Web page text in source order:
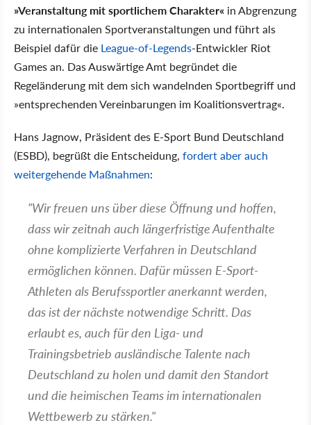
»Veranstaltung mit sportlichem Charakter« in Abgrenzung
zu internationalen Sportveranstaltungen und führt als
Beispiel dafür die League-of-Legends-Entwickler Riot
Games an. Das Auswärtige Amt begründet die
Regeländerung mit dem sich wandelnden Sportbegriff und
»entsprechenden Vereinbarungen im Koalitionsvertrag«.
Hans Jagnow, Präsident des E-Sport Bund Deutschland
(ESBD), begrüßt die Entscheidung, fordert aber auch
weitergehende Maßnahmen:
"Wir freuen uns über diese Öffnung und hoffen,
dass wir zeitnah auch längerfristige Aufenthalte
ohne komplizierte Verfahren in Deutschland
ermöglichen können. Dafür müssen E-Sport-
Athleten als Berufssportler anerkannt werden,
das ist der nächste notwendige Schritt. Das
erlaubt es, auch für den Liga- und
Trainingsbetrieb ausländische Talente nach
Deutschland zu holen und damit den Standort
und die heimischen Teams im internationalen
Wettbewerb zu stärken."